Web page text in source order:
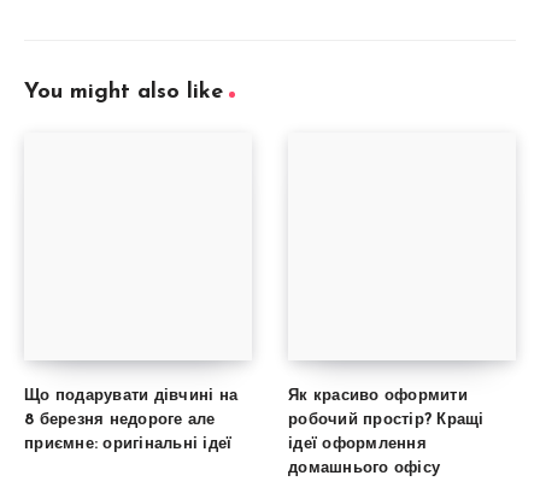
You might also like
Що подарувати дівчині на
8 березня недороге але
приємне: оригінальні ідеї
Як красиво оформити
робочий простір? Кращі
ідеї оформлення
домашнього офісу